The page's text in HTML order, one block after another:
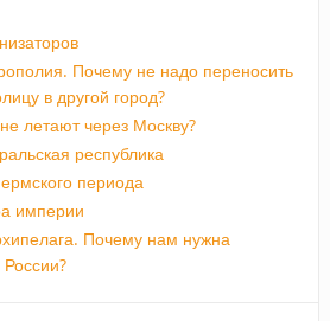
Почему не надо переносить
в другой город?
летают через Москву?
республика
периода
империи
Почему нам нужна